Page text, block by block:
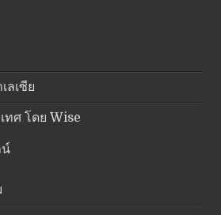
ลเซีย
ทศ โดย Wise
น์